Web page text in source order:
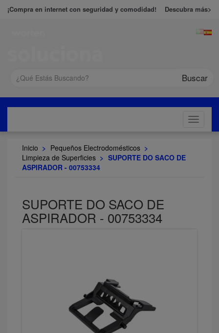
¡Compra en internet con seguridad y comodidad! Descubra más>
Buscar
Toggle
Inicio > Pequeños Electrodomésticos >
Limpieza de Superficies > SUPORTE DO SACO DE
ASPIRADOR - 00753334
SUPORTE DO SACO DE
ASPIRADOR - 00753334